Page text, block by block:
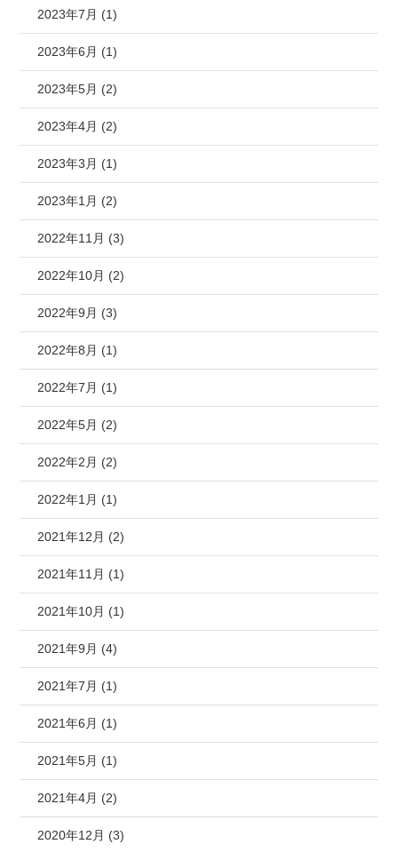
2023年7月 (1)
2023年6月 (1)
2023年5月 (2)
2023年4月 (2)
2023年3月 (1)
2023年1月 (2)
2022年11月 (3)
2022年10月 (2)
2022年9月 (3)
2022年8月 (1)
2022年7月 (1)
2022年5月 (2)
2022年2月 (2)
2022年1月 (1)
2021年12月 (2)
2021年11月 (1)
2021年10月 (1)
2021年9月 (4)
2021年7月 (1)
2021年6月 (1)
2021年5月 (1)
2021年4月 (2)
2020年12月 (3)